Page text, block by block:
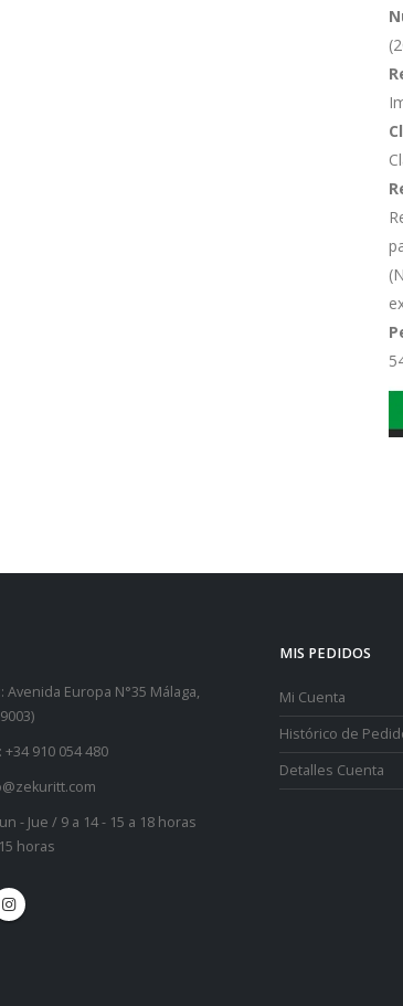
Avenida Europa N°35 Málaga,
+34 910 054 480
- Jue / 9 a 14 - 15 a 18 horas
horas
MIS PEDIDOS
Mi Cuenta
Histórico de
Detalles Cuenta